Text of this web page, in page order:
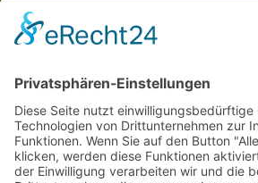
Social Media